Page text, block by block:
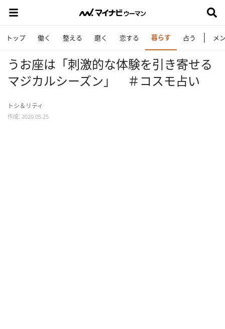
トップ 働く 整える 磨く 恋する 暮らす 占う メ
うお座は「刺激的な体験を引き寄せる
マジカルシーズン」 ＃コスモ占い
トシ＆リティ
作成: 2020.05.25